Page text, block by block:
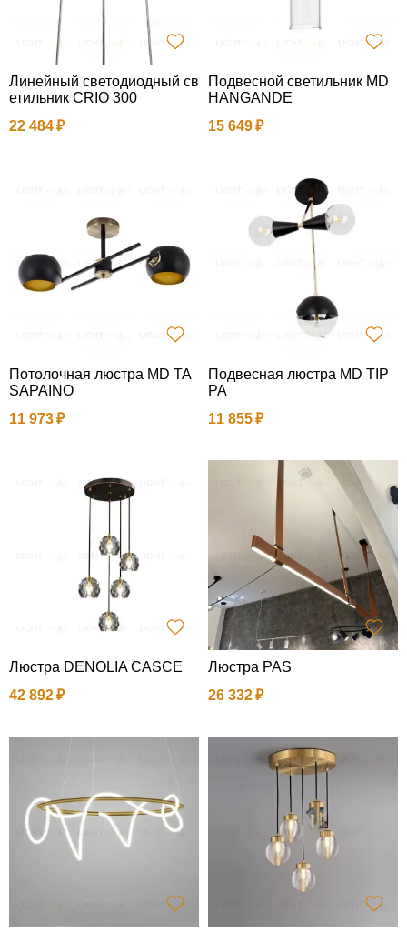
Линейный светодиодный св
етильник CRIO 300
22 484
Подвесной светильник MD
HANGANDE
15 649
Потолочная люстра MD TA
SAPAINO
11 973
Подвесная люстра MD TIP
PA
11 855
Люстра DENOLIA CASCE
42 892
Люстра PAS
26 332